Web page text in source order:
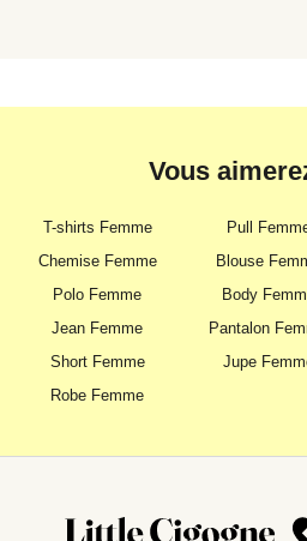
Vous
T-shirts Femme Pull
Chemise Femme
Blouse
Polo Femme
Body
Jean Femme
Pantalon
Short Femme
Jupe
Robe Femme